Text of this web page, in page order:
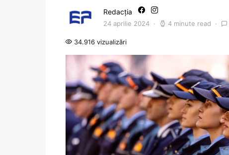
Redacția
24 aprilie 2024 4 minute read
34.916 vizualizări